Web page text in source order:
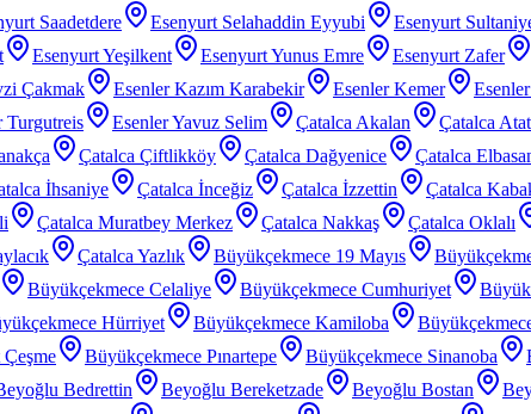
Saadetdere Esenyurt Selahaddin Eyyubi Esenyurt
Esenyurt Yeşilkent Esenyurt Yunus Emre Esenyurt Zafer
Çakmak Esenler Kazım Karabekir Esenler Kemer
Turgutreis Esenler Yavuz Selim Çatalca Akalan Çatalca
Çatalca Çiftlikköy Çatalca Dağyenice Çatalca
İhsaniye Çatalca İnceğiz Çatalca İzzettin Çatalca
Çatalca Muratbey Merkez Çatalca Nakkaş Çatalca Oklalı
Çatalca Yazlık Büyükçekmece 19 Mayıs
Büyükçekmece Celaliye Büyükçekmece Cumhuriyet
Hürriyet Büyükçekmece Kamiloba
Büyükçekmece Pınartepe Büyükçekmece Sinanoba
Bedrettin Beyoğlu Bereketzade Beyoğlu Bostan